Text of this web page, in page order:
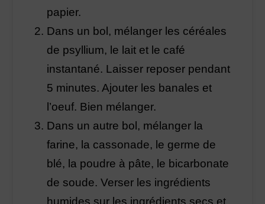
papier.
Dans un bol, mélanger les céréales
de psyllium, le lait et le café
instantané. Laisser reposer pendant
5 minutes. Ajouter les banales et
l’oeuf. Bien mélanger.
Dans un autre bol, mélanger la
farine, la cassonade, le germe de
blé, la poudre à pâte, le bicarbonate
de soude. Verser les ingrédients
humides sur les ingrédients secs et